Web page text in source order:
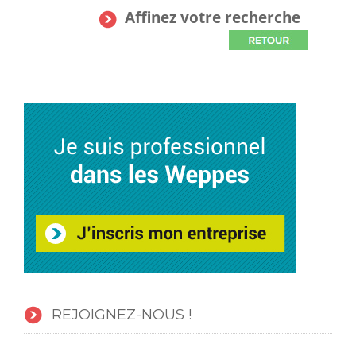
Affinez votre recherche
REJOIGNEZ-NOUS !